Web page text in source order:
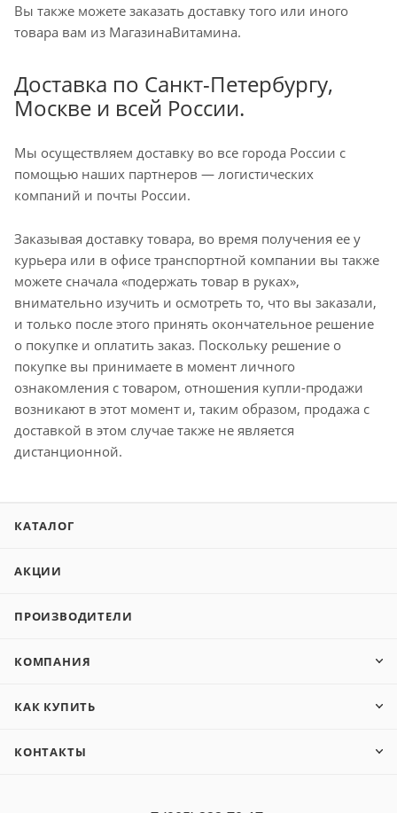
Вы также можете заказать доставку того или иного
товара вам из МагазинаВитамина.
Доставка по Санкт-Петербургу,
Москве и всей России.
Мы осуществляем доставку во все города России с
помощью наших партнеров — логистических
компаний и почты России.
Заказывая доставку товара, во время получения ее у
курьера или в офисе транспортной компании вы также
можете сначала «подержать товар в руках»,
внимательно изучить и осмотреть то, что вы заказали,
и только после этого принять окончательное решение
о покупке и оплатить заказ. Поскольку решение о
покупке вы принимаете в момент личного
ознакомления с товаром, отношения купли-продажи
возникают в этот момент и, таким образом, продажа с
доставкой в этом случае также не является
дистанционной.
КАТАЛОГ
АКЦИИ
ПРОИЗВОДИТЕЛИ
КОМПАНИЯ
КАК КУПИТЬ
КОНТАКТЫ